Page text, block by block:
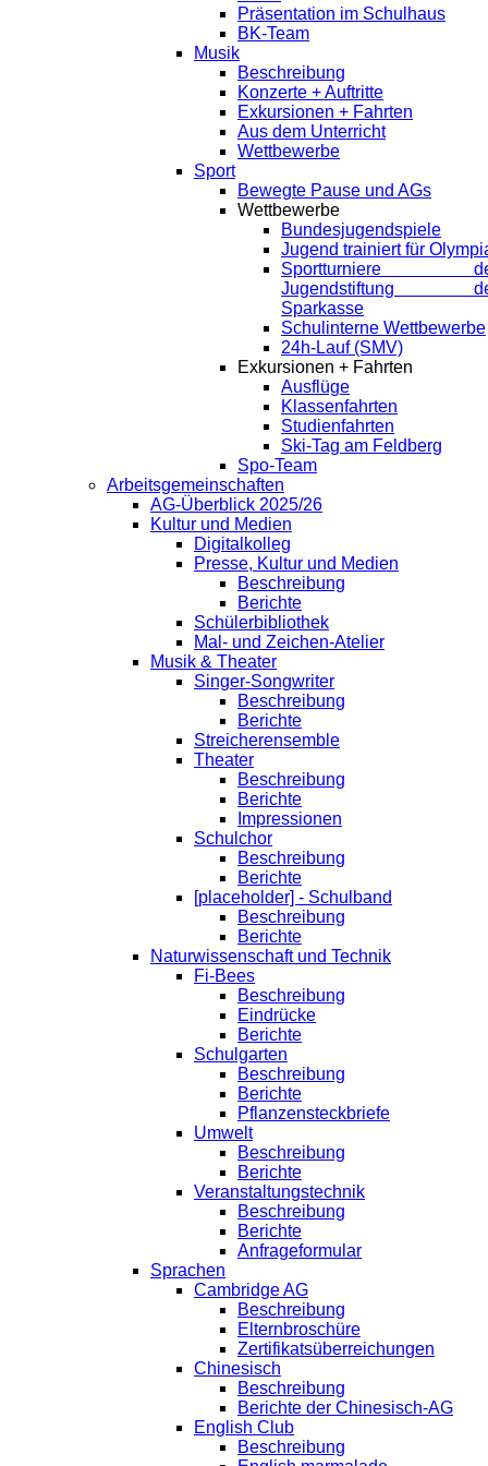
Präsentation im Schulhaus
BK-Team
Musik
Beschreibung
Konzerte + Auftritte
Exkursionen + Fahrten
Aus dem Unterricht
Wettbewerbe
Sport
Bewegte Pause und AGs
Wettbewerbe
Bundesjugendspiele
Jugend trainiert für
Sportturniere
Jugendstiftung
Sparkasse
Schulinterne Wettbewerbe
24h-Lauf (SMV)
Exkursionen + Fahrten
Ausflüge
Klassenfahrten
Studienfahrten
Ski-Tag am Feldberg
Spo-Team
Arbeitsgemeinschaften
AG-Überblick 2025/26
Kultur und Medien
Digitalkolleg
Presse, Kultur und Medien
Beschreibung
Berichte
Schülerbibliothek
Mal- und Zeichen-Atelier
Musik & Theater
Singer-Songwriter
Beschreibung
Berichte
Streicherensemble
Theater
Beschreibung
Berichte
Impressionen
Schulchor
Beschreibung
Berichte
[placeholder] - Schulband
Beschreibung
Berichte
Naturwissenschaft und Technik
Fi-Bees
Beschreibung
Eindrücke
Berichte
Schulgarten
Beschreibung
Berichte
Pflanzensteckbriefe
Umwelt
Beschreibung
Berichte
Veranstaltungstechnik
Beschreibung
Berichte
Anfrageformular
Sprachen
Cambridge AG
Beschreibung
Elternbroschüre
Zertifikatsüberreichungen
Chinesisch
Beschreibung
Berichte der Chinesisch-AG
English Club
Beschreibung